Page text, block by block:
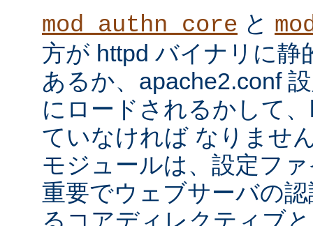
mod_authn_core と
方が httpd バイナリに静
あるか、apache2.conf
にロードされるかして
ていなければ なりませ
モジュールは、設定フ
重要でウェブサーバの